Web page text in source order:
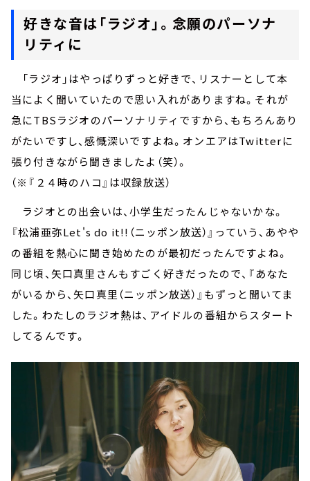
好きな音は「ラジオ」。念願のパーソナ
リティに
「ラジオ」はやっぱりずっと好きで、リスナーとして本
当によく聞いていたので思い入れがありますね。それが
急にTBSラジオのパーソナリティですから、もちろんあり
がたいですし、感慨深いですよね。オンエアはTwitterに
張り付きながら聞きましたよ（笑）。
（※『２４時のハコ』は収録放送）
ラジオとの出会いは、小学生だったんじゃないかな。
『松浦亜弥Let's do it!!（ニッポン放送）』っていう、あやや
の番組を熱心に聞き始めたのが最初だったんですよね。
同じ頃、矢口真里さんもすごく好きだったので、『あなた
がいるから、矢口真里（ニッポン放送）』もずっと聞いてま
した。わたしのラジオ熱は、アイドルの番組からスタート
してるんです。